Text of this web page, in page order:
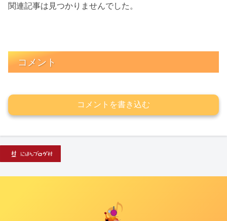
関連記事は見つかりませんでした。
コメント
コメントを書き込む